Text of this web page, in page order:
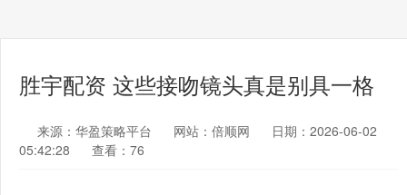
胜宇配资 这些接吻镜头真是别具一格
来源：华盈策略平台 网站：倍顺网
日期：2026-06-02
05:42:28
查看：76